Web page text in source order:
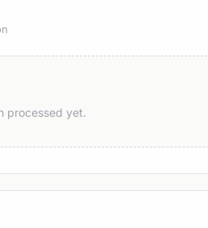
processed yet.